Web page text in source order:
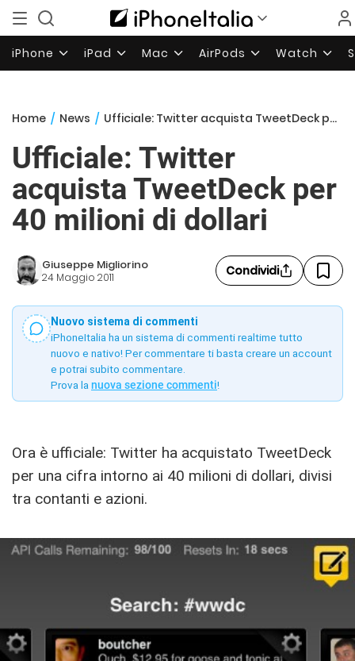
iPhone iPad Mac AirPods Watch
Home / News / Ufficiale: Twitter acquista TweetDeck per 40 milioni di dollari
Ufficiale: Twitter
acquista TweetDeck per
40 milioni di dollari
Giuseppe Migliorino
24 Maggio 2011 Condividi
Nuovo sistema di commenti
iPhoneItalia ha un sistema di commenti realtime tutto
nuovo e nativo! Per commentare ti basta creare un account
e potrai subito commentare.
Prova la nuova sezione commenti!
Ora è ufficiale: Twitter ha acquistato TweetDeck
per una cifra intorno ai 40 milioni di dollari, divisi
tra contanti e azioni.